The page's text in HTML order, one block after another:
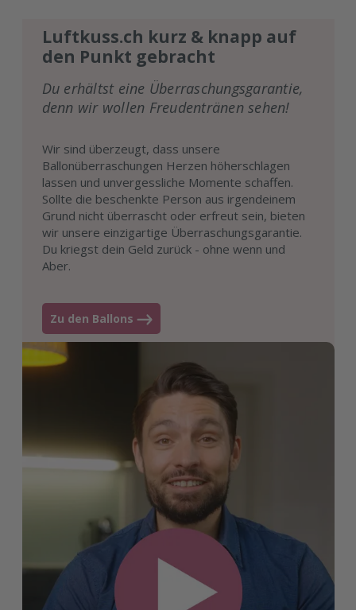
Luftkuss.ch kurz & knapp auf
den Punkt gebracht
Du erhältst eine Überraschungsgarantie,
denn wir wollen Freudentränen sehen!
Wir sind überzeugt, dass unsere
Ballonüberraschungen Herzen höherschlagen
lassen und unvergessliche Momente schaffen.
Sollte die beschenkte Person aus irgendeinem
Grund nicht überrascht oder erfreut sein, bieten
wir unsere einzigartige Überraschungsgarantie.
Du kriegst dein Geld zurück - ohne wenn und
Aber.
Zu den Ballons